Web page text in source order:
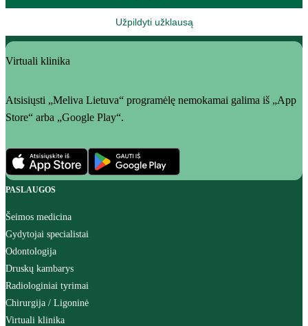
Užpildyti užklausą
Virtuali klinika
Atsisiųsti „Meliva Lietuva“ programėlę nemokamai galima iš „App
Store“ arba „Google Play“.
PASLAUGOS
Šeimos medicina
Gydytojai specialistai
Odontologija
Druskų kambarys
Radiologiniai tyrimai
Chirurgija / Ligoninė
Virtuali klinika